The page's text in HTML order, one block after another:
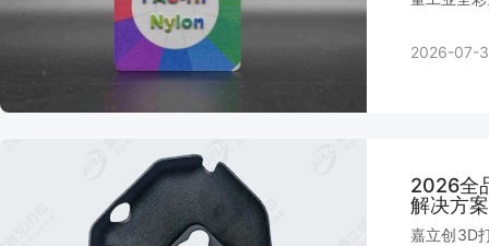
2026-07-
2026全
解决方案
嘉立创3D